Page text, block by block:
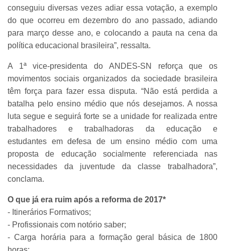
conseguiu diversas vezes adiar essa votação, a exemplo
do que ocorreu em dezembro do ano passado, adiando
para março desse ano, e colocando a pauta na cena da
política educacional brasileira”, ressalta.
A 1ª vice-presidenta do ANDES-SN reforça que os
movimentos sociais organizados da sociedade brasileira
têm força para fazer essa disputa. “Não está perdida a
batalha pelo ensino médio que nós desejamos. A nossa
luta segue e seguirá forte se a unidade for realizada entre
trabalhadores e trabalhadoras da educação e
estudantes em defesa de um ensino médio com uma
proposta de educação socialmente referenciada nas
necessidades da juventude da classe trabalhadora”,
conclama.
O que já era ruim após a reforma de 2017*
- Itinerários Formativos;
- Profissionais com notório saber;
- Carga horária para a formação geral básica de 1800